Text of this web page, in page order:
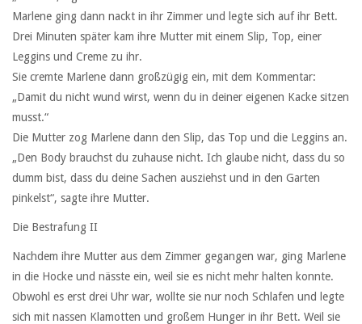
Marlene ging dann nackt in ihr Zimmer und legte sich auf ihr Bett.
Drei Minuten später kam ihre Mutter mit einem Slip, Top, einer
Leggins und Creme zu ihr.
Sie cremte Marlene dann großzügig ein, mit dem Kommentar:
„Damit du nicht wund wirst, wenn du in deiner eigenen Kacke sitzen
musst.“
Die Mutter zog Marlene dann den Slip, das Top und die Leggins an.
„Den Body brauchst du zuhause nicht. Ich glaube nicht, dass du so
dumm bist, dass du deine Sachen ausziehst und in den Garten
pinkelst“, sagte ihre Mutter.
Die Bestrafung II
Nachdem ihre Mutter aus dem Zimmer gegangen war, ging Marlene
in die Hocke und nässte ein, weil sie es nicht mehr halten konnte.
Obwohl es erst drei Uhr war, wollte sie nur noch Schlafen und legte
sich mit nassen Klamotten und großem Hunger in ihr Bett. Weil sie